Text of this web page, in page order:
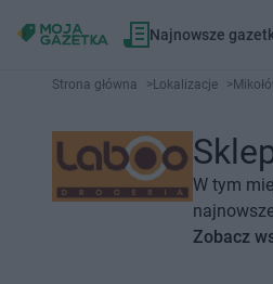
Najnowsze
Strona główna >Lokalizacje >
W tym
Zobacz